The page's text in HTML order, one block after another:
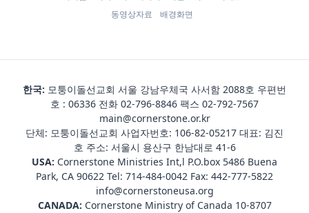
동영상자료
배경화면
한국: 모퉁이돌선교회 서울 강남우체국 사서함 2088호 우편번
호 : 06336 전화 02-796-8846 팩스 02-792-7567
main@cornerstone.or.kr
단체: 모퉁이돌선교회 사업자번호: 106-82-05217 대표: 김진
호 주소: 서울시 용산구 한남대로 41-6
USA: Cornerstone Ministries Int,l P.O.box 5486 Buena
Park, CA 90622 Tel: 714-484-0042 Fax: 442-777-5822
info@cornerstoneusa.org
CANADA: Cornerstone Ministry of Canada 10-8707